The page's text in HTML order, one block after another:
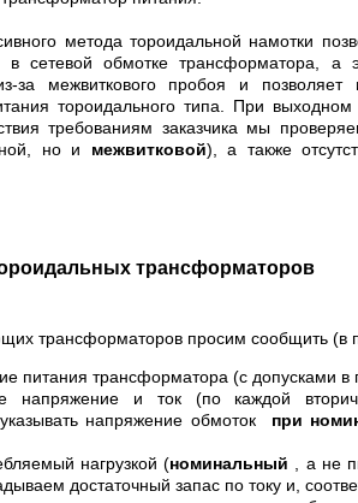
метода тороидальной намотки
в сетевой обмотке трансформатора, а
за межвиткового пробоя и позволяет
тороидального типа. При выходном
требованиям заказчика мы
но и межвитковой), а также
трансформаторов
трансформаторов просим сообщить
питания трансформатора (с допусками в
напряжение и ток (по каждой
напряжение обмоток при
нагрузкой (номинальный
, а не
достаточный запас по току и,